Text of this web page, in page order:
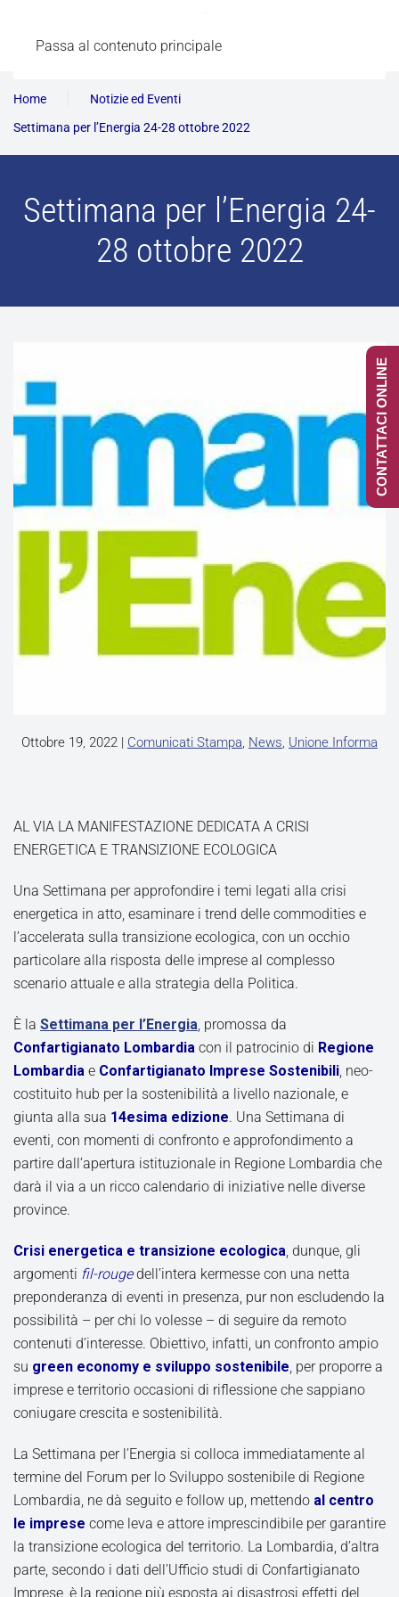
Passa al contenuto principale
Home
Notizie ed Eventi
Settimana per l’Energia 24-28 ottobre 2022
Settimana per l’Energia 24-
28 ottobre 2022
Ottobre 19, 2022 | Comunicati Stampa, News, Unione Informa
AL VIA LA MANIFESTAZIONE DEDICATA A CRISI
ENERGETICA E TRANSIZIONE ECOLOGICA
Una Settimana per approfondire i temi legati alla crisi
energetica in atto, esaminare i trend delle commodities e
l’accelerata sulla transizione ecologica, con un occhio
particolare alla risposta delle imprese al complesso
scenario attuale e alla strategia della Politica.
È la Settimana per l’Energia, promossa da
Confartigianato Lombardia con il patrocinio di Regione
Lombardia e Confartigianato Imprese Sostenibili, neo-
costituito hub per la sostenibilità a livello nazionale, e
giunta alla sua 14esima edizione. Una Settimana di
eventi, con momenti di confronto e approfondimento a
partire dall’apertura istituzionale in Regione Lombardia che
darà il via a un ricco calendario di iniziative nelle diverse
province.
Crisi energetica e transizione ecologica, dunque, gli
argomenti fil-rougedell’intera kermesse con una netta
preponderanza di eventi in presenza, pur non escludendo la
possibilità – per chi lo volesse – di seguire da remoto
contenuti d’interesse. Obiettivo, infatti, un confronto ampio
su green economy e sviluppo sostenibile, per proporre a
imprese e territorio occasioni di riflessione che sappiano
coniugare crescita e sostenibilità.
La Settimana per l’Energia si colloca immediatamente al
termine del Forum per lo Sviluppo sostenibile di Regione
Lombardia, ne dà seguito e follow up, mettendo al centro
le imprese come leva e attore imprescindibile per garantire
la transizione ecologica del territorio. La Lombardia, d’altra
parte, secondo i dati dell’Ufficio studi di Confartigianato
Imprese, è la regione più esposta ai disastrosi effetti del
CONTATTACI ONLINE